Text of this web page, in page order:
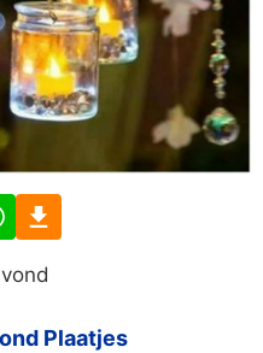
Plaatjes